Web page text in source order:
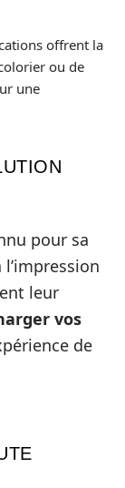
offrent la
ou de
une
pour sa
leur
vos
de